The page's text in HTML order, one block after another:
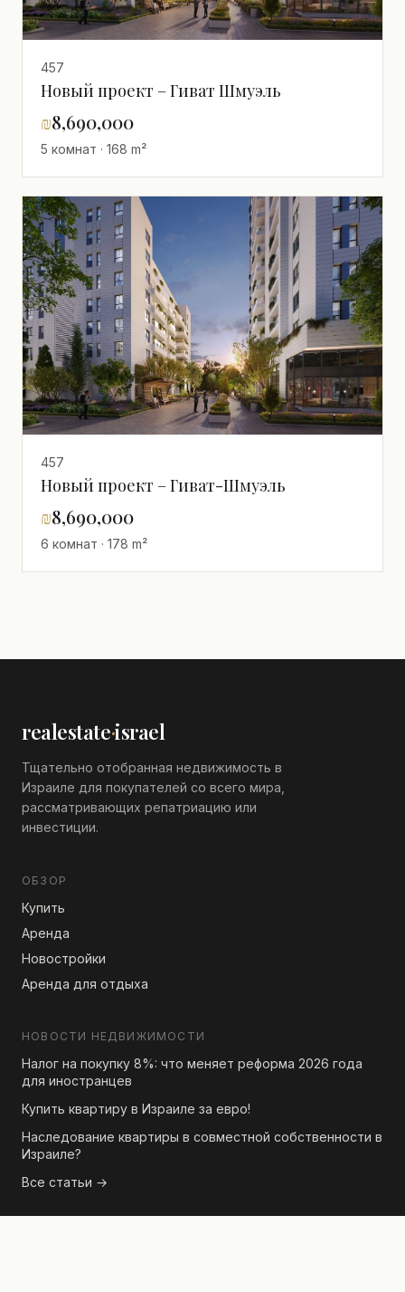
457
Новый проект – Гиват Шмуэль
₪8,690,000
5 комнат · 168 m²
457
Новый проект – Гиват-Шмуэль
₪8,690,000
6 комнат · 178 m²
realestate·israel
Тщательно отобранная недвижимость в
Израиле для покупателей со всего мира,
рассматривающих репатриацию или
инвестиции.
ОБЗОР
Купить
Аренда
Новостройки
Аренда для отдыха
НОВОСТИ НЕДВИЖИМОСТИ
Налог на покупку 8%: что меняет реформа 2026 года
для иностранцев
Купить квартиру в Израиле за евро!
Наследование квартиры в совместной собственности в
Израиле?
Все статьи →